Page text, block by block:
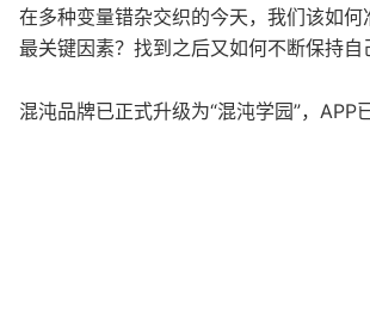
在多种变量错杂交织的今天，我们该如何
最关键因素？找到之后又如何不断保持自
混沌品牌已正式升级为“混沌学园”，APP